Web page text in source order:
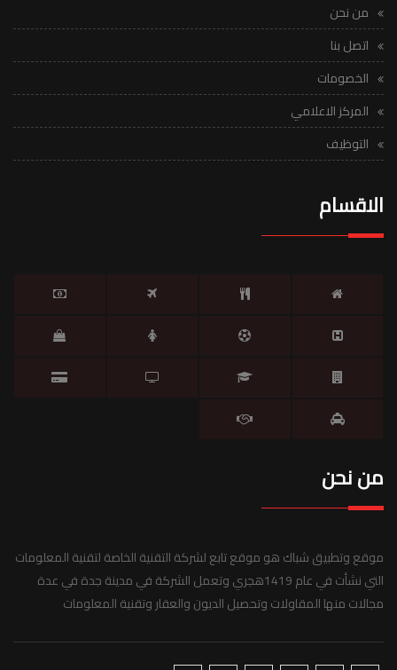
من نحن
اتصل بنا
الخصومات
المركز الاعلامي
التوظيف
الاقسام
من نحن
موقع وتطبيق شباك هو موقع تابع لشركة التقنية الخاصة لتقنية المعلومات
التي نشأت في عام 1419هجري وتعمل الشركة في مدينة جدة في عدة
مجالات منها المقاولات وتحصيل الديون والعقار وتقنية المعلومات